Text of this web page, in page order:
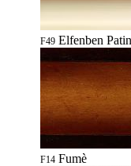
F49 Elfenben
F14 Fumè